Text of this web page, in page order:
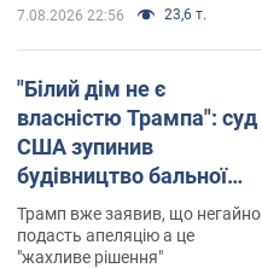
7.08.2026 22:56 23,6 т.
"Білий дім не є
власністю Трампа": суд
США зупинив
будівництво бальної
зали за $400 млн
Трамп вже заявив, що негайно
подасть апеляцію а це
"жахливе рішення"